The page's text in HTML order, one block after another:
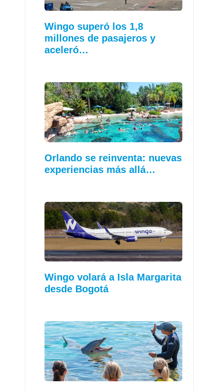
Wingo superó los 1,8
millones de pasajeros y
aceleró…
Orlando se reinventa: nuevas
experiencias más allá…
Wingo volará a Isla Margarita
desde Bogotá